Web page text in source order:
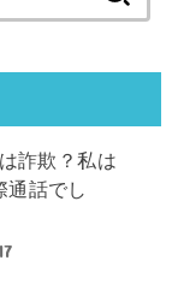
詐欺？私は
通話でし